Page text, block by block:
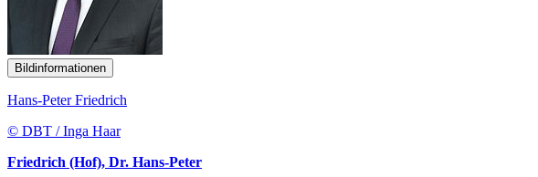
Bildinformationen
Hans-Peter Friedrich
© DBT / Inga Haar
Friedrich (Hof), Dr. Hans-Peter